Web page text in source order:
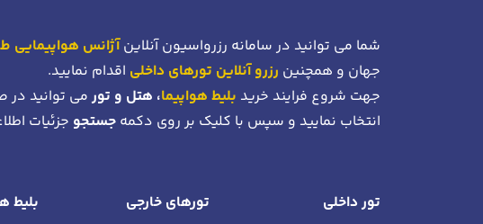
شما می توانید در سامانه رزرواسیون آنلاینآژانس هواپیمایی
جهان و همچنین رزرو آنلاین تورهای داخلی اقدام نمایید.
جهت شروع فرایند خرید بلیط هواپیما، هتل و تورمی توانید
انتخاب نمایید و سپس با کلیک بر روی دکمه جستجو جزئیات
تور داخلی
تورهای خارجی
بلیط